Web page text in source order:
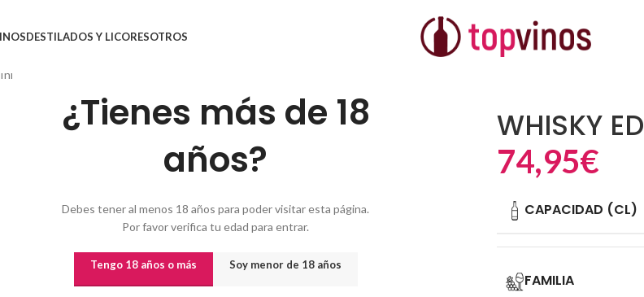
¿Tienes más de 18
años?
Debes tener al menos 18 años para poder visitar esta página.
Por favor verifica tu edad para entrar.
Tengo 18 años o más Soy menor de 18 años
DESTILADOS Y LICORESOTROS
Inicio
WHISKY
74,95€
CAPACIDAD (CL)
FAMILIA